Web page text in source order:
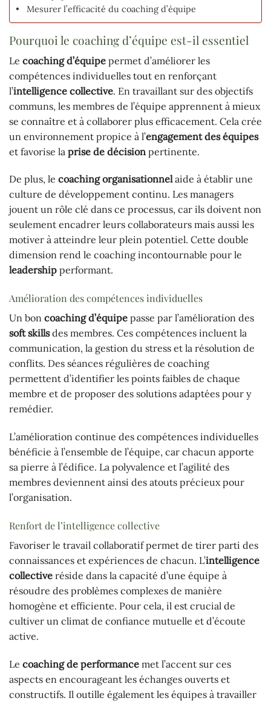
Mesurer l’efficacité du coaching d’équipe
Pourquoi le coaching d’équipe est-il essentiel
Le coaching d’équipe permet d’améliorer les
compétences individuelles tout en renforçant
l’intelligence collective. En travaillant sur des objectifs
communs, les membres de l’équipe apprennent à mieux
se connaître et à collaborer plus efficacement. Cela crée
un environnement propice à l’engagement des équipes
et favorise la prise de décision pertinente.
De plus, le coaching organisationnelaide à établir une
culture de développement continu. Les managers
jouent un rôle clé dans ce processus, car ils doivent non
seulement encadrer leurs collaborateurs mais aussi les
motiver à atteindre leur plein potentiel. Cette double
dimension rend le coaching incontournable pour le
leadership performant.
Amélioration des compétences individuelles
Un bon coaching d’équipe passe par l’amélioration des
soft skillsdes membres. Ces compétences incluent la
communication, la gestion du stress et la résolution de
conflits. Des séances régulières de coaching
permettent d’identifier les points faibles de chaque
membre et de proposer des solutions adaptées pour y
remédier.
L’amélioration continue des compétences individuelles
bénéficie à l’ensemble de l’équipe, car chacun apporte
sa pierre à l’édifice. La polyvalence et l’agilité des
membres deviennent ainsi des atouts précieux pour
l’organisation.
Renfort de l’intelligence collective
Favoriser le travail collaboratif permet de tirer parti des
connaissances et expériences de chacun. L’intelligence
collective réside dans la capacité d’une équipe à
résoudre des problèmes complexes de manière
homogène et efficiente. Pour cela, il est crucial de
cultiver un climat de confiance mutuelle et d’écoute
active.
Le coaching de performance met l’accent sur ces
aspects en encourageant les échanges ouverts et
constructifs. Il outille également les équipes à travailler